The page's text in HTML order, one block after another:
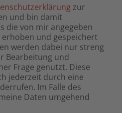
zur
und bin damit
die von mir angegeben
und gespeichert
werden dabei nur streng
Bearbeitung und
Frage genutzt. Diese
jederzeit durch eine
Im Falle des
Daten umgehend